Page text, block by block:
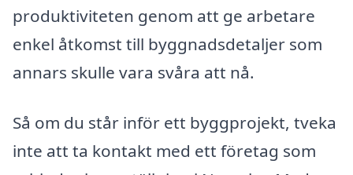
produktiviteten genom att ge arbetare
enkel åtkomst till byggnadsdetaljer som
annars skulle vara svåra att nå.
Så om du står inför ett byggprojekt, tveka
inte att ta kontakt med ett företag som